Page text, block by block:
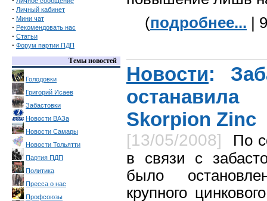
· Личный кабинет
· Мини чат
· Рекомендовать нас
· Статьи
· Форум партии ПДП
Темы новостей
Голодовки
Григорий Исаев
Забастовки
Новости ВАЗа
Новости Самары
Новости Тольятти
Партия ПДП
Политика
Пресса о нас
Профсоюзы
(подробнее... |
Новости:
Skorpion Zinc
[13/05/2008]
По
в связи с
было
крупного